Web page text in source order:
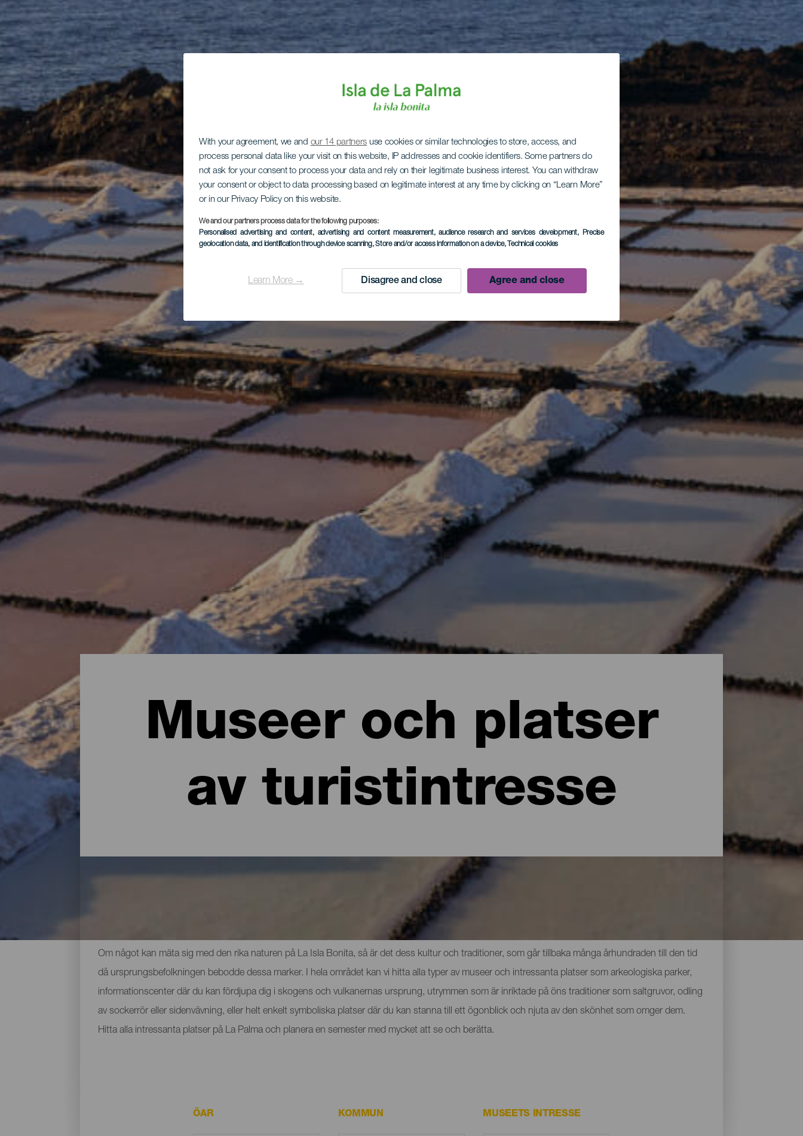
With your agreement, we and our 14 partners use cookies or similar technologies to store, access, and
process personal data like your visit on this website, IP addresses and cookie identifiers. Some partners do
not ask for your consent to process your data and rely on their legitimate business interest. You can withdraw
your consent or object to data processing based on legitimate interest at any time by clicking on “Learn More”
or in our Privacy Policy on this website.
We and our partners process data for the following purposes:
Personalised advertising and content, advertising and content measurement, audience research and services development, Precise
geolocation data, and identification through device scanning, Store and/or access information on a device, Technical cookies
Learn More → Disagree and close Agree and close
Museer och platser
av turistintresse
De viktigaste museerna och sevärdheterna på La Palma
Om något kan mäta sig med den rika naturen på La Isla Bonita, så är det dess kultur och traditioner, som går tillbaka många århundraden till den tid
då ursprungsbefolkningen bebodde dessa marker. I hela området kan vi hitta alla typer av museer och intressanta platser som arkeologiska parker,
informationscenter där du kan fördjupa dig i skogens och vulkanernas ursprung, utrymmen som är inriktade på öns traditioner som saltgruvor, odling
av sockerrör eller sidenvävning, eller helt enkelt symboliska platser där du kan stanna till ett ögonblick och njuta av den skönhet som omger dem.
Hitta alla intressanta platser på La Palma och planera en semester med mycket att se och berätta.
ÖAR KOMMUN MUSEETS INTRESSE